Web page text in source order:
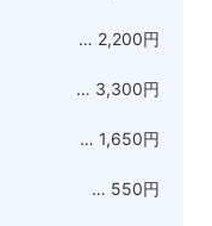
… 2,200円
… 3,300円
… 1,650円
… 550円